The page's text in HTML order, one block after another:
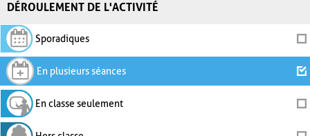
DÉROULEMENT DE L'ACTIVITÉ
Sporadiques
En plusieurs séances
En classe seulement